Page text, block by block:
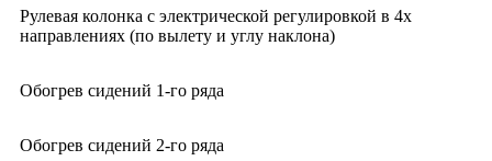
Рулевая колонка с электрической регулировкой в 4х
направлениях (по вылету и углу наклона)
Обогрев сидений 1-го ряда
Обогрев сидений 2-го ряда